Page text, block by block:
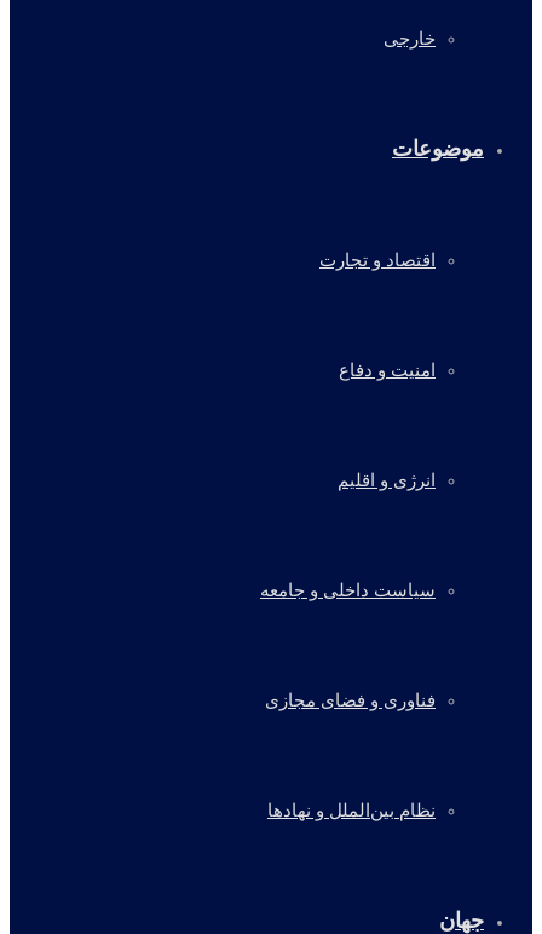
خارجی
موضوعات
اقتصاد و تجارت
امنیت و دفاع
انرژی و اقلیم
سیاست داخلی و جامعه
فناوری و فضای مجازی
نظام بین‌الملل و نهادها
جهان